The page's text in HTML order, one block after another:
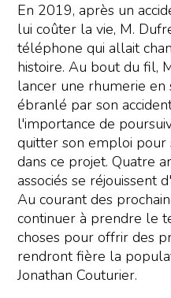
En 2019, après un
lui coûter la vie, M.
téléphone qui allait
histoire. Au bout du fil,
lancer une rhumerie en
ébranlé par son
l'importance de
quitter son emploi
dans ce projet. Quatre
associés se réjouissent
Au courant des
continuer à prendre le
choses pour offrir des
rendront fière la
Jonathan Couturier.